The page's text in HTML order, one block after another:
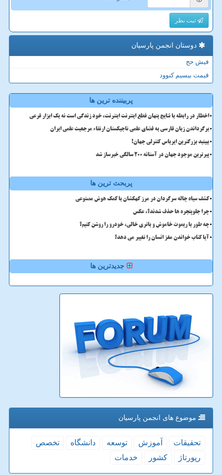
ثبت نظر
دوستان انجمن پارسیان
فیش حج
قیمت بیسیم کنوود
پربیننده ترین ها
اخطار در رابطه با نتایج پنهان قطع اینترنت اینترنت، خود زندگی است نه یک ابزار فرعی
برگرداندن زبان فارسی به فضای علمی تاجیکستان ارتقاء مرجعیت علمی ایران
ببینید بزرگترین ایرباس کنترلی جهان!
پیرترین موجود جهان در آستانه ۲۰۰ سالگی خبرساز شد
پربحث ترین ها
کشف سیاه چاله سرگردان در مرز کهکشان با کمک هوش مصنوعی
چرا جلوپنجره ها حذف شدند؟، عکس
چه طور با ریموت خاموش و باتری خالی، خودرو را روشن کنیم؟
آیا کتاب خواندن مغز انسان را تغییر می دهد؟
جدیدترین ها
موضوع های انجمن پارسیان
تحقیقات آموزش توسعه دانشگاه
تخصص
رپورتاژ
كشور خدمات